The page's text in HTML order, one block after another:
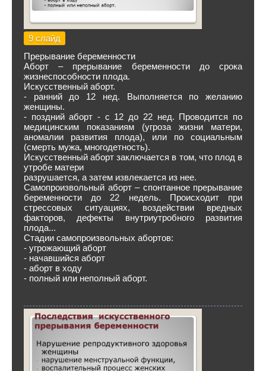
9 слайд
Прерывание беременности
Аборт – прерывание беременности до срока
жизнеспособности плода.
Искусственный аборт.
- ранний до 12 нед. Выполняется по желанию
женщины.
- поздний аборт - с 12 до 22 нед. Проводится по
медицинским показаниям (угроза жизни матери,
аномалии развития плода), или по социальным
(смерть мужа, многодетность).
Искусственный аборт заключается в том, что плод в
утробе матери
разрушается, а затем извлекается из нее.
Самопроизвольный аборт – спонтанное прерывание
беременности до 22 недель. Происходит при
стрессовых ситуациях, воздействии вредных
факторов, дефекты внутриутробного развития
плода...
Стадии самопроизвольных абортов:
- угрожающий аборт
- начавшийся аборт
- аборт в ходу
- полный или неполный аборт.